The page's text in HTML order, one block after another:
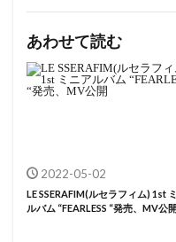
あわせて読む
2022-05-02
LE SSERAFIM(ルセラフィム) 1st
ルバム “FEARLESS “発売、MV公